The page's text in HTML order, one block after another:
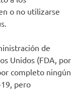
o no utilizarse
de
Unidos (FDA, por
completo ningún
pero